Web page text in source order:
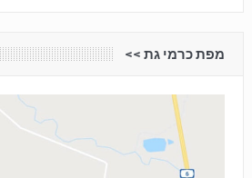
מפת כרמי גת <<